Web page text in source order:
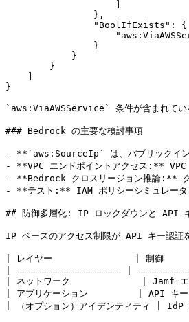
                },
                "BoolIfExists": {
                }
            }
        }
}
`aws:ViaAWSService` 条件が含まれてい
### Bedrock の主要な検討事項
- **`aws:SourceIp` は、パブリックイン
- **VPC エンドポイントアクセス:** VPC
- **Bedrock クロスリージョン推論:** クロ
- **テスト:** IAM ポリシーシミュレータ
## 防御多層化: IP ロックダウンと API
IP ベースのアクセス制限が API キー認証
| レイヤー               | 制御
| ------------------- |
| ネットワーク             | Jamf エグレ
| アプリケーション         | API キー
| （オプション）アイデンティティ |